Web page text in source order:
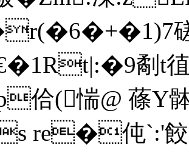
劀t徝
(惴@ 蓧Y
re�伅`:'